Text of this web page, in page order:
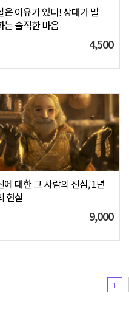
은 이유가 있다! 상대가 말
는 솔직한 마음
4,500
에 대한 그 사람의 진심, 1년
현실
9,000
1